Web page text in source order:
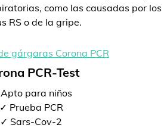
como las causadas por los
RS o de la gripe.
PCR-Test
para niños
✓ Prueba PCR
✓ Sars-Cov-2